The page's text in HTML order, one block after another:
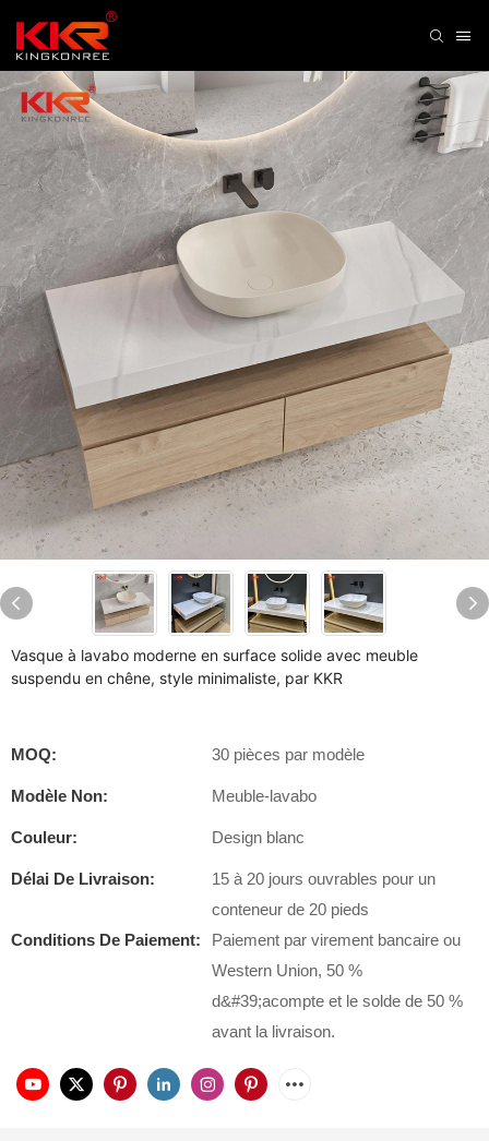
Vasque à lavabo moderne en surface solide avec meuble
suspendu en chêne, style minimaliste, par KKR
MOQ: 30 pièces par modèle
Modèle Non: Meuble-lavabo
Couleur: Design blanc
Délai De Livraison:
15 à 20 jours ouvrables pour un
conteneur de 20 pieds
Conditions De Paiement:
Paiement par virement bancaire ou
Western Union, 50 %
d&#39;acompte et le solde de 50 %
avant la livraison.